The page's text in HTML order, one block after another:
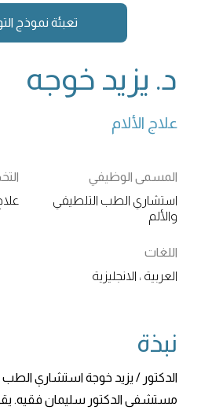
تعبئة نموذج
د. يزيد خوجه
علاج الألام
المسمى الوظيفي
استشاري الطب التلطيفي
والألم
اللغات
العربية ، الانجليزية
نبذة
الدكتور / يزيد خوجة استشاري الطب
مستشفى الدكتور سليمان فقيه.